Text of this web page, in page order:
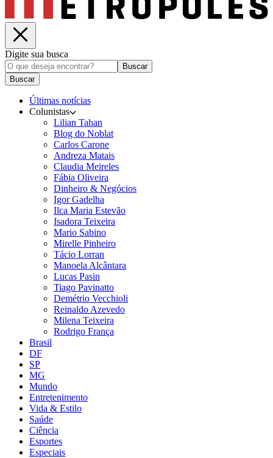
Digite sua busca
Buscar
Buscar
Últimas notícias
Colunistas
Lilian Tahan
Blog do Noblat
Carlos Carone
Andreza Matais
Claudia Meireles
Fábia Oliveira
Dinheiro & Negócios
Igor Gadelha
Ilca Maria Estevão
Isadora Teixeira
Mario Sabino
Mirelle Pinheiro
Tácio Lorran
Manoela Alcântara
Lucas Pasin
Tiago Pavinatto
Demétrio Vecchioli
Reinaldo Azevedo
Milena Teixeira
Rodrigo França
Brasil
DF
SP
MG
Mundo
Entretenimento
Vida & Estilo
Saúde
Ciência
Esportes
Especiais